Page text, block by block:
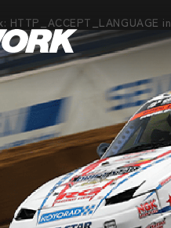
HTTP_ACCEPT_LANGUAGE in